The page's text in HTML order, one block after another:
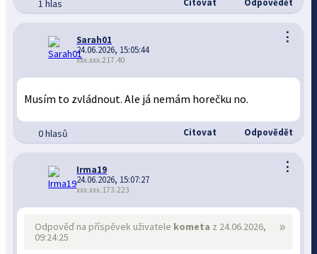
1 hlas Citovat Odpovědět
⋮
Sarah01
24.06.2026, 15:05:44
xxx.xxx.217.40
Musím to zvládnout. Ale já nemám horečku no.
0 hlasů Citovat Odpovědět
⋮
Irma19
24.06.2026, 15:07:27
xxx.xxx.173.223
»
Odpověď na příspěvek uživatele kometa z 24.06.2026,
09:24:25